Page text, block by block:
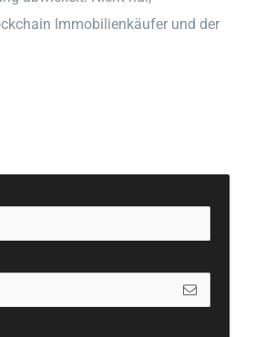
Immobilienkäufer und der